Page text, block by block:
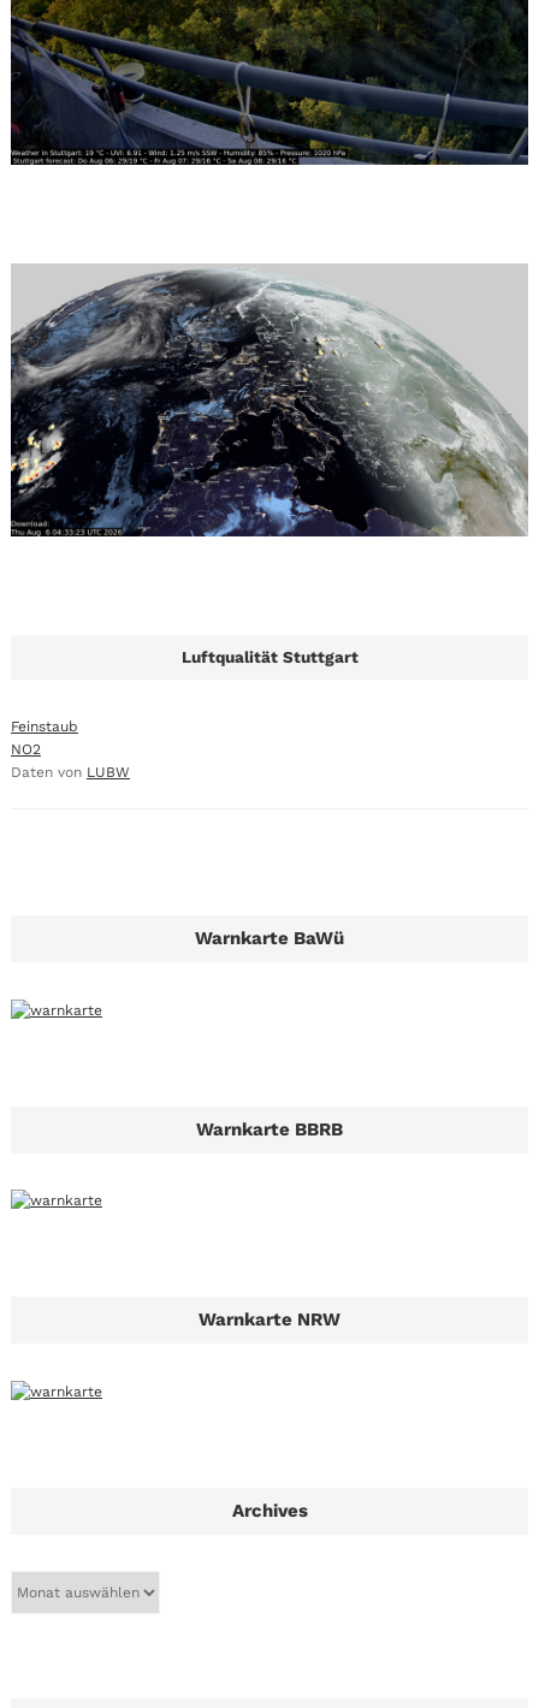
Luftqualität Stuttgart
Feinstaub
NO2
Daten von LUBW
Warnkarte BaWü
Warnkarte BBRB
Warnkarte NRW
Archives